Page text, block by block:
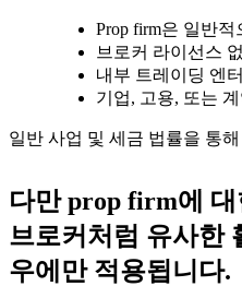
Prop firm은 일반적
브로커 라이선스
내부 트레이딩 엔
기업, 고용, 또는
일반 사업 및 세금 법률을 통
다만 prop firm에
브로커처럼 유사한
우에만 적용됩니다.